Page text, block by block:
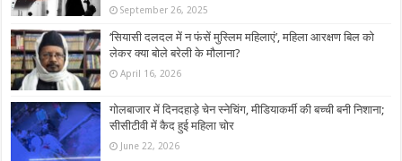
September 26, 2025
‘सियासी दलदल में न फंसें मुस्लिम महिलाएं’, महिला आरक्षण बिल को
लेकर क्या बोले बरेली के मौलाना?
April 16, 2026
गोलबाजार में दिनदहाड़े चेन स्नेचिंग, मीडियाकर्मी की बच्ची बनी निशाना;
सीसीटीवी में कैद हुई महिला चोर
June 22, 2026